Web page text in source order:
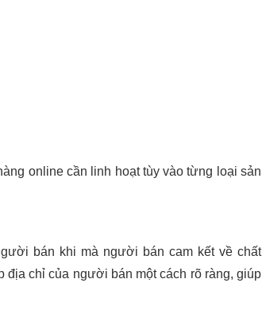
online cần linh hoạt tùy vào từng loại sản
bán khi mà người bán cam kết về chất
địa chỉ của người bán một cách rõ ràng, giúp